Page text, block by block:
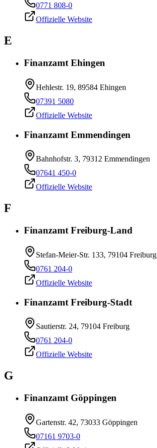
0771 808-0
Offizielle Website
E
Finanzamt Ehingen
Hehlestr. 19, 89584 Ehingen
07391 5080
Offizielle Website
Finanzamt Emmendingen
Bahnhofstr. 3, 79312 Emmendingen
07641 450-0
Offizielle Website
F
Finanzamt Freiburg-Land
Stefan-Meier-Str. 133, 79104 Freiburg
0761 204-0
Offizielle Website
Finanzamt Freiburg-Stadt
Sautierstr. 24, 79104 Freiburg
0761 204-0
Offizielle Website
G
Finanzamt Göppingen
Gartenstr. 42, 73033 Göppingen
07161 9703-0